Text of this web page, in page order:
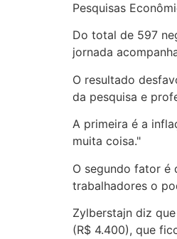
Pesquisas
Do total de 597
jornada
O resultado
da pesquisa e
A primeira é a
muita coisa."
O segundo fator é
trabalhadores o
Zylberstajn diz
(R$ 4.400), que